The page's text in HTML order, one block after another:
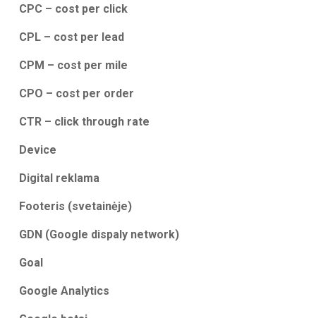
CPC – cost per click
CPL – cost per lead
CPM – cost per mile
CPO – cost per order
CTR – click through rate
Device
Digital reklama
Footeris (svetainėje)
GDN (Google dispaly network)
Goal
Google Analytics